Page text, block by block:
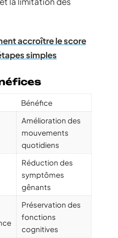
accroître le score
simples
Bénéfice
Amélioration des
mouvements
quotidiens
Réduction des
symptômes
gênants
Préservation des
fonctions
cognitives